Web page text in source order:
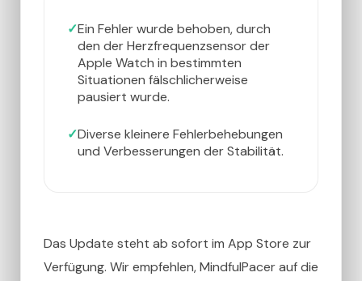
Ein Fehler wurde behoben, durch
den der Herzfrequenzsensor der
Apple Watch in bestimmten
Situationen fälschlicherweise
pausiert wurde.
Diverse kleinere Fehlerbehebungen
und Verbesserungen der Stabilität.
Das Update steht ab sofort im App Store zur
Verfügung. Wir empfehlen, MindfulPacer auf die